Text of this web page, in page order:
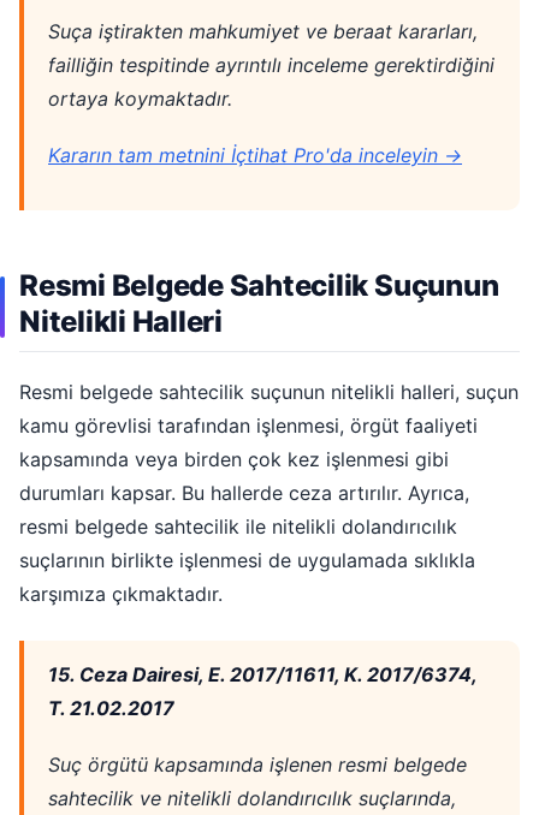
Suça iştirakten mahkumiyet ve beraat kararları,
failliğin tespitinde ayrıntılı inceleme gerektirdiğini
ortaya koymaktadır.
Kararın tam metnini İçtihat Pro'da inceleyin →
Resmi Belgede Sahtecilik Suçunun
Nitelikli Halleri
Resmi belgede sahtecilik suçunun nitelikli halleri, suçun
kamu görevlisi tarafından işlenmesi, örgüt faaliyeti
kapsamında veya birden çok kez işlenmesi gibi
durumları kapsar. Bu hallerde ceza artırılır. Ayrıca,
resmi belgede sahtecilik ile nitelikli dolandırıcılık
suçlarının birlikte işlenmesi de uygulamada sıklıkla
karşımıza çıkmaktadır.
15. Ceza Dairesi, E. 2017/11611, K. 2017/6374,
T. 21.02.2017
Suç örgütü kapsamında işlenen resmi belgede
sahtecilik ve nitelikli dolandırıcılık suçlarında,